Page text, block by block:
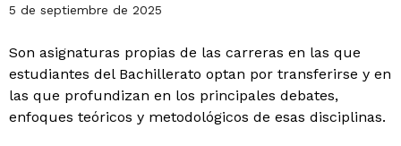
5 de septiembre de 2025
Son asignaturas propias de las carreras en las que
estudiantes del Bachillerato optan por transferirse y en
las que profundizan en los principales debates,
enfoques teóricos y metodológicos de esas disciplinas.